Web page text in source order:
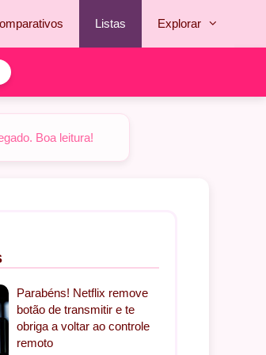
Listas Explorar
Boa leitura!
Parabéns! Netflix remove
botão de transmitir e te
obriga a voltar ao controle
remoto